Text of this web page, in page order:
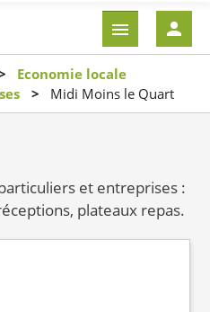
contenu
principal
EN-
TÊTE
Economie locale
Midi Moins le Quart
et entreprises :
plateaux repas.